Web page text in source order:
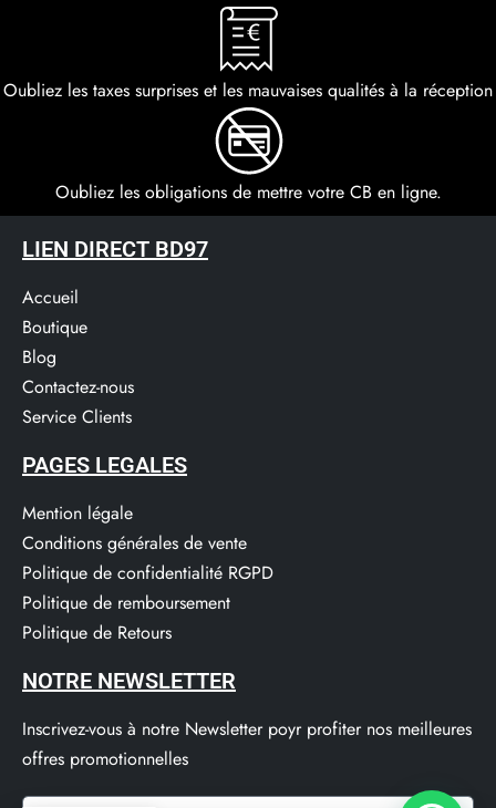
Oubliez les taxes surprises et les mauvaises qualités à la réception
Oubliez les obligations de mettre votre CB en ligne.
LIEN DIRECT BD97
Accueil
Boutique
Blog
Contactez-nous
Service Clients​
PAGES LEGALES
Mention légale
Conditions générales de vente
Politique de confidentialité RGPD
Politique de remboursement
Politique de Retours
NOTRE NEWSLETTER
Inscrivez-vous à notre Newsletter poyr profiter nos meilleures
offres promotionnelles